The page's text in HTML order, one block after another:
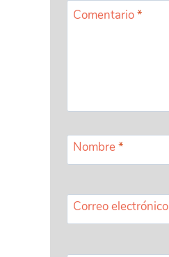
Comentario*
Nombre*
Correo electrónico